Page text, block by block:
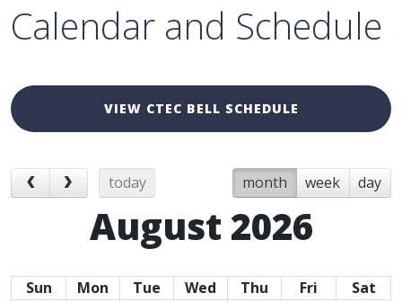
Calendar and Schedule
VIEW CTEC BELL SCHEDULE
today month week day
August 2026
Sun Mon Tue Wed Thu Fri
Sat